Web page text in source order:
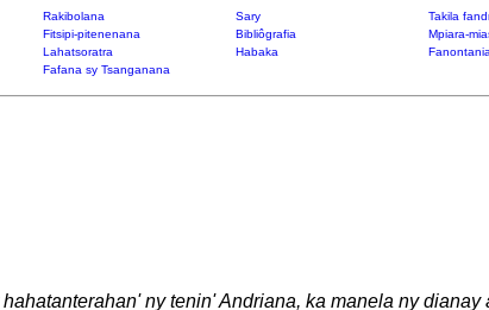
Rakibolana Sary
Takila
Fitsipi-pitenenana Bibliôgrafia
Mpiara-
Lahatsoratra Habaka
Fafana sy Tsanganana
ny tenin' Andriana, ka manela ny dianay